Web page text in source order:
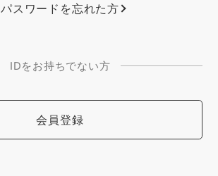
パスワードを忘れた方
IDをお持ちでない方
会員登録